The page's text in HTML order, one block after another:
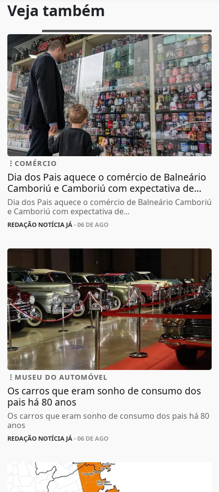
Veja também
COMÉRCIO
Dia dos Pais aquece o comércio de Balneário
Camboriú e Camboriú com expectativa de...
Dia dos Pais aquece o comércio de Balneário Camboriú
e Camboriú com expectativa de...
REDAÇÃO NOTÍCIA JÁ- 06 DE AGO
MUSEU DO AUTOMÓVEL
Os carros que eram sonho de consumo dos
pais há 80 anos
Os carros que eram sonho de consumo dos pais há 80
anos
REDAÇÃO NOTÍCIA JÁ- 06 DE AGO